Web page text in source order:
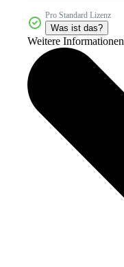
Pro Standard Lizenz
Was ist das?
Weitere Informationen